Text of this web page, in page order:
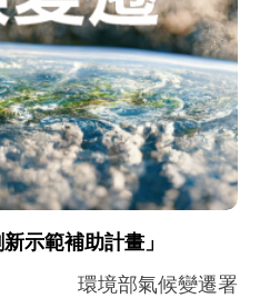
示範補助計畫」
環境部氣候變遷署